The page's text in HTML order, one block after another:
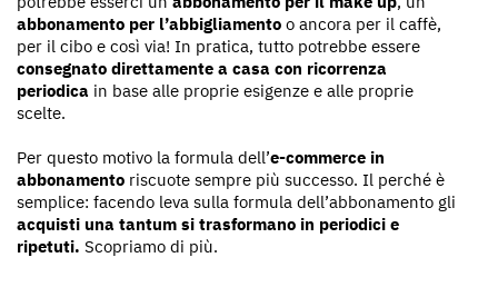
abbonamento per l’abbigliamento o ancora per il caffè,
per il cibo e così via! In pratica, tutto potrebbe essere
consegnato direttamente a casa con ricorrenza
periodica in base alle proprie esigenze e alle proprie
scelte.
Per questo motivo la formula dell’e-commerce in
abbonamento riscuote sempre più successo. Il perché è
semplice: facendo leva sulla formula dell’abbonamento gli
acquisti una tantum si trasformano in periodici e
ripetuti. Scopriamo di più.